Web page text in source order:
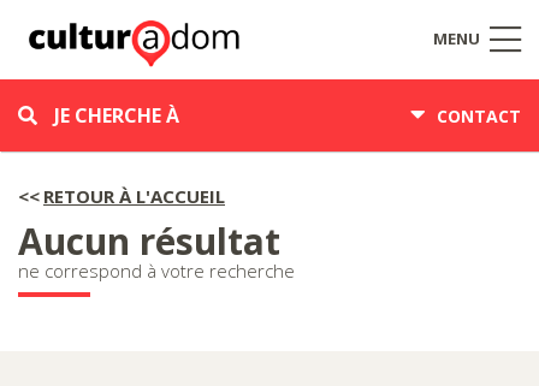
MENU
JE CHERCHE À CONTACT
RETOUR À L'ACCUEIL
Aucun résultat
ne correspond à votre recherche